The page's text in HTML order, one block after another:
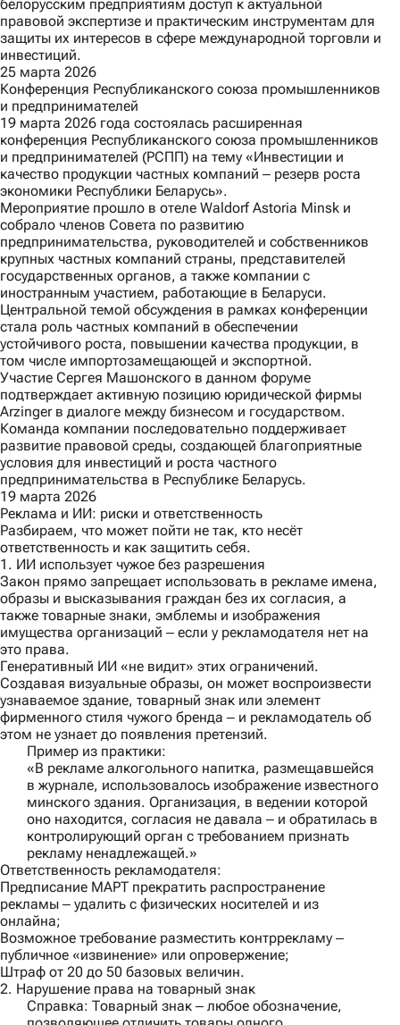
белорусским предприятиям доступ к актуальной
правовой экспертизе и практическим инструментам для
защиты их интересов в сфере международной торговли и
инвестиций.
25 марта 2026
Конференция Республиканского союза промышленников
и предпринимателей
19 марта 2026 года состоялась расширенная
конференция Республиканского союза промышленников
и предпринимателей (РСПП) на тему «Инвестиции и
качество продукции частных компаний ‒ резерв роста
экономики Республики Беларусь».
Мероприятие прошло в отеле Waldorf Astoria Minsk и
собрало членов Совета по развитию
предпринимательства, руководителей и собственников
крупных частных компаний страны, представителей
государственных органов, а также компании с
иностранным участием, работающие в Беларуси.
Центральной темой обсуждения в рамках конференции
стала роль частных компаний в обеспечении
устойчивого роста, повышении качества продукции, в
том числе импортозамещающей и экспортной.
Участие Сергея Машонского в данном форуме
подтверждает активную позицию юридической фирмы
Arzinger в диалоге между бизнесом и государством.
Команда компании последовательно поддерживает
развитие правовой среды, создающей благоприятные
условия для инвестиций и роста частного
предпринимательства в Республике Беларусь.
19 марта 2026
Реклама и ИИ: риски и ответственность
Разбираем, что может пойти не так, кто несёт
ответственность и как защитить себя.
1. ИИ использует чужое без разрешения
Закон прямо запрещает использовать в рекламе имена,
образы и высказывания граждан без их согласия, а
также товарные знаки, эмблемы и изображения
имущества организаций ‒ если у рекламодателя нет на
это права.
Генеративный ИИ «не видит» этих ограничений.
Создавая визуальные образы, он может воспроизвести
узнаваемое здание, товарный знак или элемент
фирменного стиля чужого бренда ‒ и рекламодатель об
этом не узнает до появления претензий.
Пример из практики:
«В рекламе алкогольного напитка, размещавшейся
в журнале, использовалось изображение известного
минского здания. Организация, в ведении которой
оно находится, согласия не давала ‒ и обратилась в
контролирующий орган с требованием признать
рекламу ненадлежащей.»
Ответственность рекламодателя:
Предписание МАРТ прекратить распространение
рекламы ‒ удалить с физических носителей и из
онлайна;
Возможное требование разместить контррекламу ‒
публичное «извинение» или опровержение;
Штраф от 20 до 50 базовых величин.
2. Нарушение права на товарный знак
Справка: Товарный знак ‒ любое обозначение,